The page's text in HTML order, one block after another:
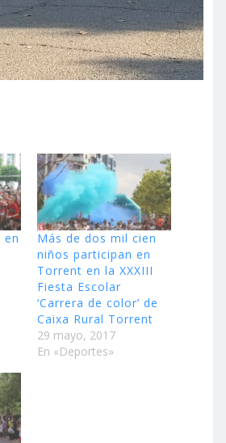
en
Más de dos mil cien
niños participan en
Torrent en la XXXIII
Fiesta Escolar
‘Carrera de color’ de
Caixa Rural Torrent
29 mayo, 2017
En «Deportes»